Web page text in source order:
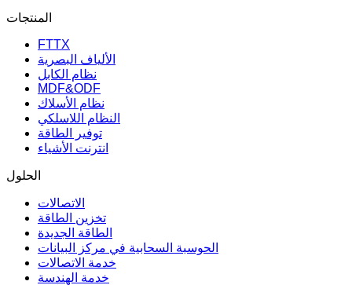
المنتجات
FTTX
الألياف البصرية
نظام الكابل
MDF&ODF
نظام الأسلاك
النظام اللاسلكي
توفير الطاقة
انترنت الأشياء
الحلول
الاتصالات
تخزين الطاقة
الطاقة الجديدة
الحوسبة السحابية في مركز البيانات
خدمة الاتصالات
خدمة الهندسة